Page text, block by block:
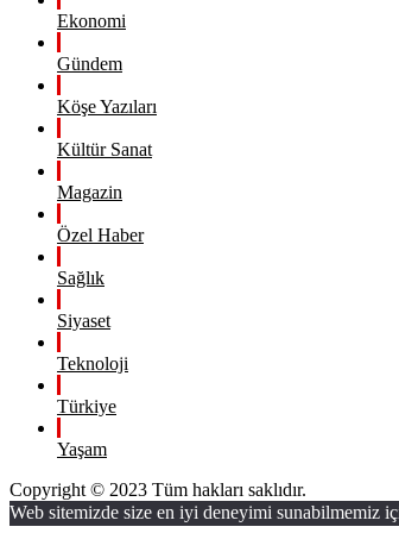
Ekonomi
Gündem
Köşe Yazıları
Kültür Sanat
Magazin
Özel Haber
Sağlık
Siyaset
Teknoloji
Türkiye
Yaşam
Copyright © 2023 Tüm hakları saklıdır.
Web sitemizde size en iyi deneyimi sunabilmemiz